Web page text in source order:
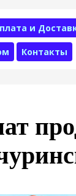
и
Контакты